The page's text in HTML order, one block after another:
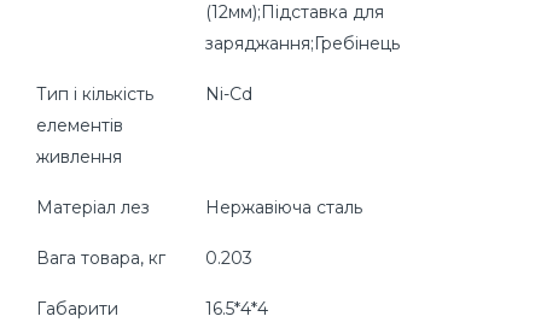
(12мм);Підставка для
заряджання;Гребінець
Тип і кількість
елементів
живлення
Ni-Cd
Матеріал лез Нержавіюча сталь
Вага товара, кг 0.203
Габарити
16.5*4*4